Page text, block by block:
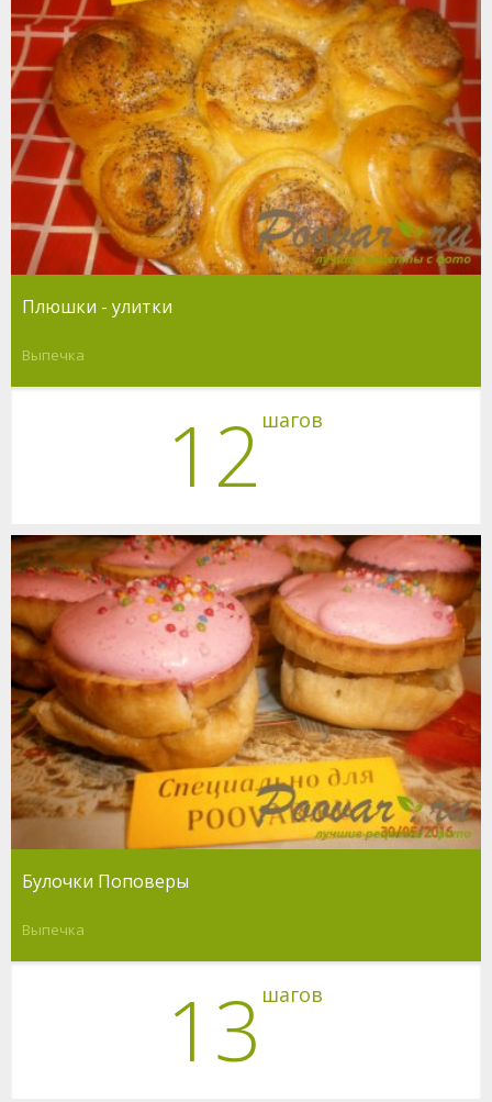
Плюшки - улитки
Выпечка
12 шагов
Булочки Поповеры
Выпечка
13 шагов